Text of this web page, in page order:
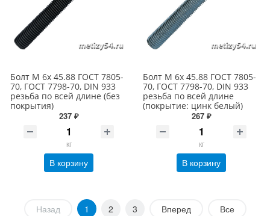
Болт М 6х 45.88 ГОСТ 7805-
70, ГОСТ 7798-70, DIN 933
резьба по всей длине (без
покрытия)
237 ₽
кг
В корзину
Болт М 6х 45.88 ГОСТ 7805-
70, ГОСТ 7798-70, DIN 933
резьба по всей длине
(покрытие: цинк белый)
267 ₽
кг
В корзину
Назад 1 2 3 Вперед Все